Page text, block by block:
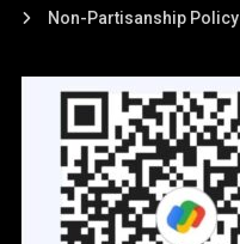
Non-Partisanship Policy